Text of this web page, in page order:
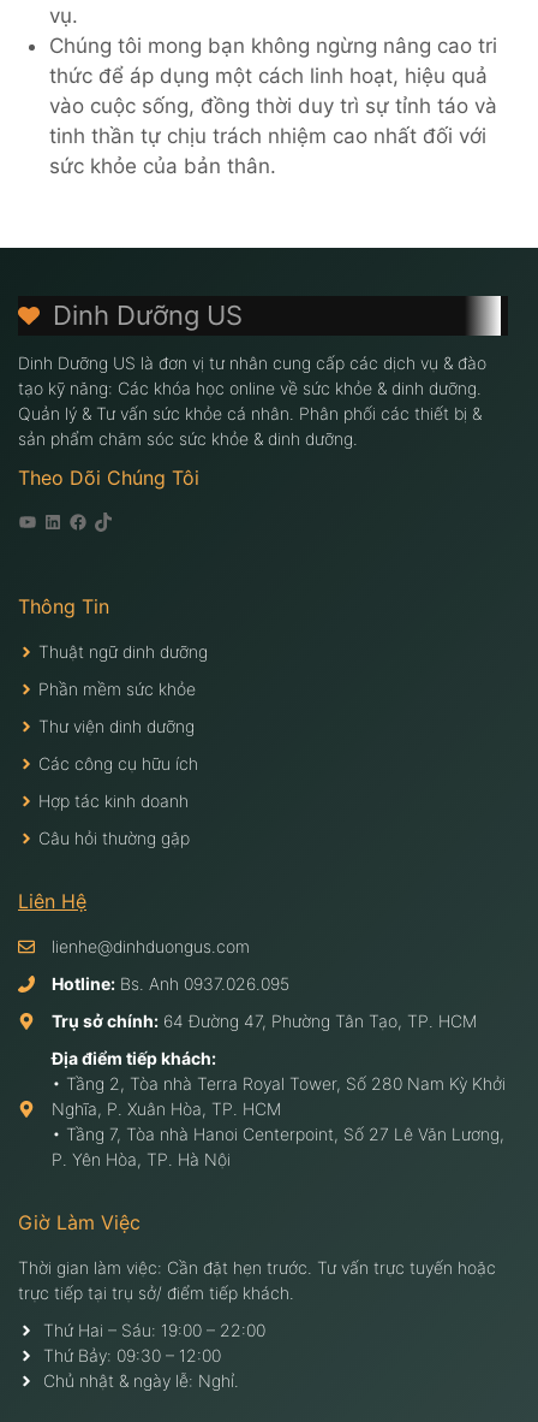
vụ.
Chúng tôi mong bạn không ngừng nâng cao tri
thức để áp dụng một cách linh hoạt, hiệu quả
vào cuộc sống, đồng thời duy trì sự tỉnh táo và
tinh thần tự chịu trách nhiệm cao nhất đối với
sức khỏe của bản thân.
Dinh Dưỡng US
Dinh Dưỡng US là đơn vị tư nhân cung cấp các dịch vụ & đào
tạo kỹ năng: Các khóa học online về sức khỏe & dinh dưỡng.
Quản lý & Tư vấn sức khỏe cá nhân. Phân phối các thiết bị &
sản phẩm chăm sóc sức khỏe & dinh dưỡng.
Theo Dõi Chúng Tôi
Youtube
Linkedin
Facebook
Tiktok
Thông Tin
Thuật ngữ dinh dưỡng
Phần mềm sức khỏe
Thư viện dinh dưỡng
Các công cụ hữu ích
Hợp tác kinh doanh
Câu hỏi thường gặp
Liên Hệ
lienhe@dinhduongus.com
Hotline: Bs. Anh 0937.026.095
Trụ sở chính: 64 Đường 47, Phường Tân Tạo, TP. HCM
Địa điểm tiếp khách:
• Tầng 2, Tòa nhà Terra Royal Tower, Số 280 Nam Kỳ Khởi
Nghĩa, P. Xuân Hòa, TP. HCM
• Tầng 7, Tòa nhà Hanoi Centerpoint, Số 27 Lê Văn Lương,
P. Yên Hòa, TP. Hà Nội
Giờ Làm Việc
Thời gian làm việc: Cần đặt hẹn trước. Tư vấn trực tuyến hoặc
trực tiếp tại trụ sở/ điểm tiếp khách.
Thứ Hai – Sáu: 19:00 – 22:00
Thứ Bảy: 09:30 – 12:00
Chủ nhật & ngày lễ: Nghỉ.